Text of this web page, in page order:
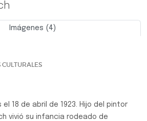
Imágenes (4)
CULTURALES
el 18 de abril de 1923. Hijo del pintor
vivió su infancia rodeado de